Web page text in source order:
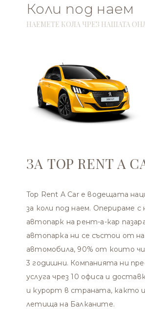
Коли под наем
НАЕМЕТЕ КОЛА ЧРЕЗ НАШАТА
ЗА TOP RENT A
Top Rent A Car е водещата
за коли под наем. Оперираме с
автопарк на рент-а-кар
автопарка ни се състои от
автомобила, 90% от които
3 годишни. Компанията ни
услуга чрез 10 офиса и
и курорт в страната, както
летища на Балканите.